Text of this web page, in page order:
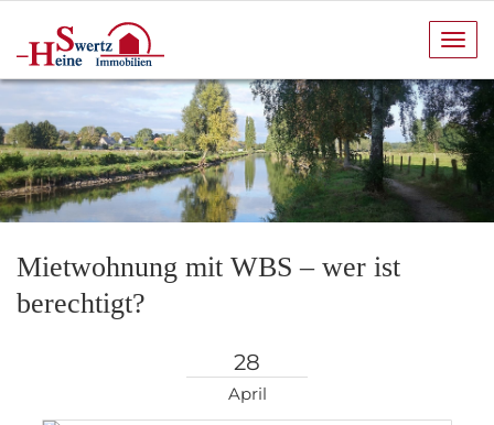
Mietwohnung mit WBS – wer ist
berechtigt?
28
April